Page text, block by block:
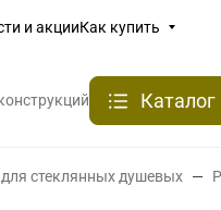
и акцииКак купить
Каталог
стеклянных душевых